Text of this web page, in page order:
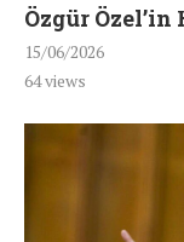
Özgür Özel’in
15/06/2026
64views